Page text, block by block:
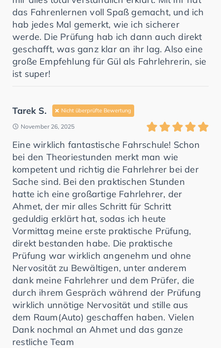
das Fahrenlernen voll Spaß gemacht, und ich
hab jedes Mal gemerkt, wie ich sicherer
werde. Die Prüfung hab ich dann auch direkt
geschafft, was ganz klar an ihr lag. Also eine
große Empfehlung für Gül als Fahrlehrerin, sie
ist super!
Tarek S. Nicht überprüfte Bewertung
November 26, 2025
Eine wirklich fantastische Fahrschule! Schon
bei den Theoriestunden merkt man wie
kompetent und richtig die Fahrlehrer bei der
Sache sind. Bei den praktischen Stunden
hatte ich eine großartige Fahrlehrer, der
Ahmet, der mir alles Schritt für Schritt
geduldig erklärt hat, sodas ich heute
Vormittag meine erste praktische Prüfung,
direkt bestanden habe. Die praktische
Prüfung war wirklich angenehm und ohne
Nervosität zu Bewältigen, unter anderem
dank meine Fahrlehrer und dem Prüfer, die
durch ihrem Gespräch während der Prüfung
wirklich unnötige Nervosität und stille aus
dem Raum(Auto) geschaffen haben. Vielen
Dank nochmal an Ahmet und das ganze
restliche Team